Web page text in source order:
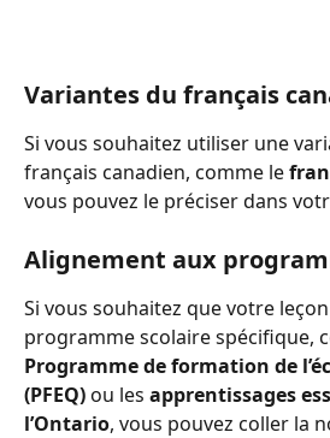
Variantes du français
Si vous souhaitez utiliser une
français canadien, comme le
vous pouvez le préciser dans
Alignement aux
Si vous souhaitez que votre
programme scolaire spécifique,
Programme de formation de
(PFEQ) ou les apprentissages
l’Ontario, vous pouvez coller la